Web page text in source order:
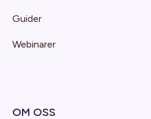
Guider
Webinarer
OM OSS